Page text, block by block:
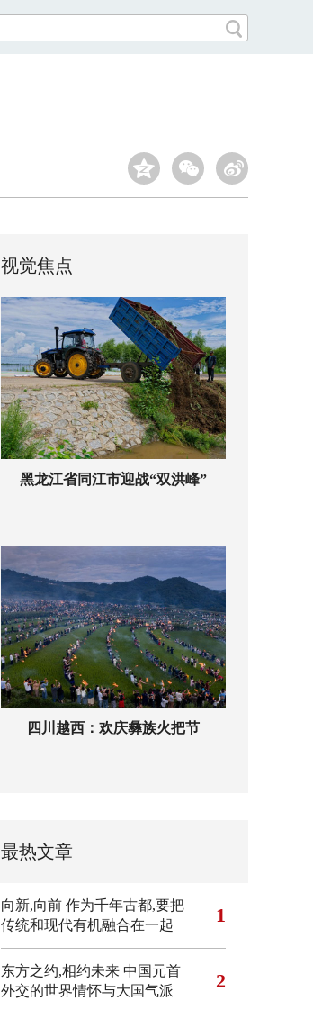
视觉焦点
黑龙江省同江市迎战“双洪峰”
四川越西：欢庆彝族火把节
最热文章
向新,向前 作为千年古都,要把
传统和现代有机融合在一起
1
东方之约,相约未来 中国元首
外交的世界情怀与大国气派
2